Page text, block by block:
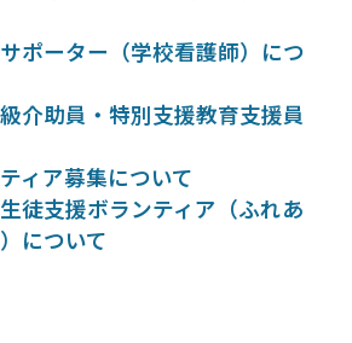
ポーター（学校看護師）につ
介助員・特別支援教育支援員
ィア募集について
徒支援ボランティア（ふれあ
について